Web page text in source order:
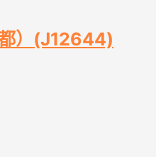
）(J12644)